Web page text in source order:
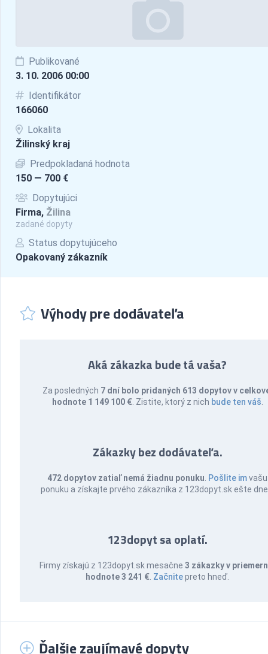
Publikované
3. 10. 2006 00:00
Identifikátor
166060
Lokalita
Žilinský kraj
Predpokladaná hodnota
150 — 700 €
Dopytujúci
Firma, Žilina
zadané dopyty
Status dopytujúceho
Opakovaný zákazník
Výhody pre dodávateľa
Aká zákazka bude tá vaša?
Za posledných 7 dní bolo pridaných 613 dopytov v
hodnote 1 149 100 € . Zistite, ktorý z nich bude ten váš
Zákazky bez dodávateľa.
472 dopytov zatiaľ nemá žiadnu ponuku Pošlite imvašu
ponuku a získajte prvého zákazníka z 123dopyt.sk ešte
123dopyt sa oplatí.
Firmy získajú z 123dopyt.sk mesačne3 zákazky v
hodnote 3 241 € Začnitepreto hneď.
Ďalšie zaujímavé dopyty